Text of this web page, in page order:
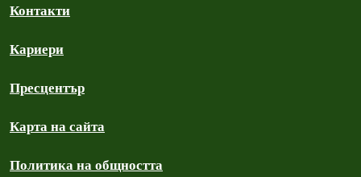
Контакти
Кариери
Пресцентър
Карта на сайта
Политика на общността